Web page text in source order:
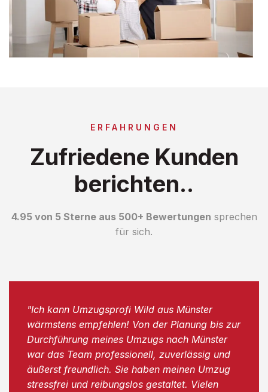
ERFAHRUNGEN
Zufriedene Kunden
berichten..
4.95 von 5 Sterne aus 500+ Bewertungen sprechen
für sich.
"Ich kann Umzugsprofi Wild aus Münster
wärmstens empfehlen! Von der Planung bis zur
Durchführung meines Umzugs nach Münster
war das Team professionell, zuverlässig und
äußerst freundlich. Sie haben meinen Umzug
stressfrei und reibungslos gestaltet. Vielen